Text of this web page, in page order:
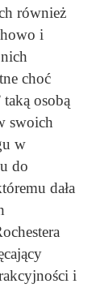
również
i
choć
osobą
swoich
w
do
dała
i